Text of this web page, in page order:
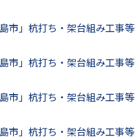
島市」杭打ち・架台組み工事等
島市」杭打ち・架台組み工事等
島市」杭打ち・架台組み工事等
島市」杭打ち・架台組み工事等